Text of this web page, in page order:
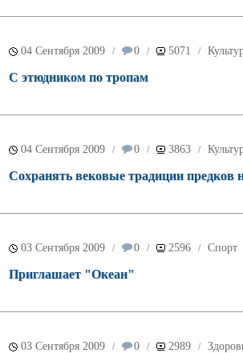
04 Сентября 2009 / 0 / 5071 /
С этюдником по тропам
04 Сентября 2009 / 0 / 3863 /
Сохранять вековые традиции предков
03 Сентября 2009 / 0 / 2596 / Спорт
Приглашает "Океан"
03 Сентября 2009 / 0 / 2989 /